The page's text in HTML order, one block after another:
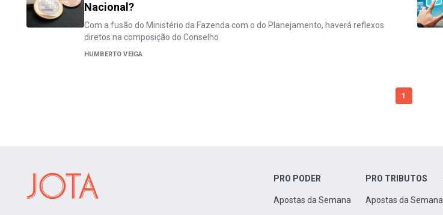
Nacional?
Com a fusão do Ministério da Fazenda com o do Planejamento, haverá reflexos
diretos na composição do Conselho
HUMBERTO VEIGA
1
PRO PODER
Apostas da Semana
PRO TRIBUTOS
Apostas da Semana